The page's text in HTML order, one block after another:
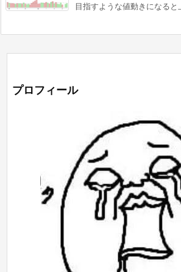
目指すような値動きになると
プロフィール